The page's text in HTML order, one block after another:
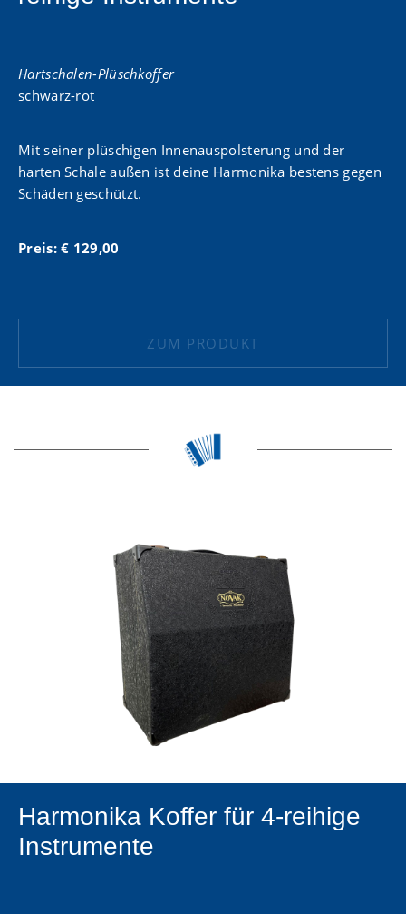
Hartschalen-Plüschkoffer
schwarz-rot
Mit seiner plüschigen Innenauspolsterung und der
harten Schale außen ist deine Harmonika bestens gegen
Schäden geschützt.
Preis: € 129,00
ZUM PRODUKT
Harmonika Koffer für 4-reihige
Instrumente